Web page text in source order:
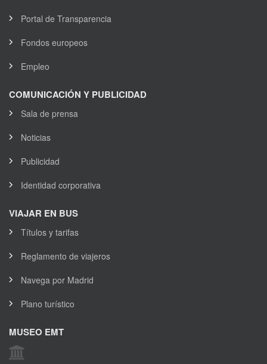
Portal de Transparencia
Fondos europeos
Empleo
COMUNICACIÓN Y PUBLICIDAD
Sala de prensa
Noticias
Publicidad
Identidad corporativa
VIAJAR EN BUS
Títulos y tarifas
Reglamento de viajeros
Navega por Madrid
Plano turístico
MUSEO EMT